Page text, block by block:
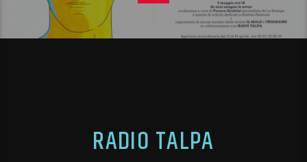
RADIO TALPA